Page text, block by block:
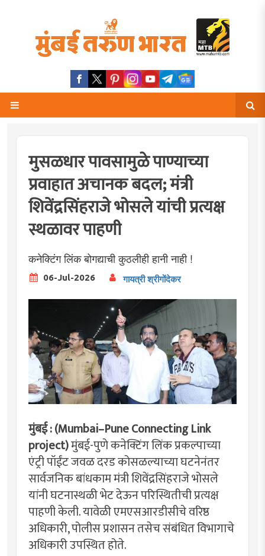
मुसळधार पावसामुळे पाण्याच्या
प्रवाहात अचानक बदल; मंत्री
शिवेंद्रसिंहराजे भोसले यांची प्रत्यक्ष
स्थळावर पाहणी
कनेक्टिंग लिंक बोगद्याची कुठलीही हानी नाही !
06-Jul-2026 गायत्री श्रीगोंदेकर
मुंबई : (Mumbai–Pune Connecting Link
project)मुंबई-पुणे कनेक्टिंग लिंक प्रकल्पाच्या
एंट्री पॉईंट जवळ दरड कोसळल्याच्या घटनेनंतर
सार्वजनिक बांधकाम मंत्री शिवेंद्रसिंहराजे भोसले
यांनी घटनास्थळी भेट देऊन परिस्थितीची प्रत्यक्ष
पाहणी केली. यावेळी एमएसआरडीसीचे वरिष्ठ
अधिकारी, पोलीस प्रशासन तसेच संबंधित विभागाचे
अधिकारी उपस्थित होते.